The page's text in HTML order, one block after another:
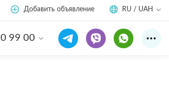
Добавить объявление RU / UAH
99 00Смотреть все8 фото